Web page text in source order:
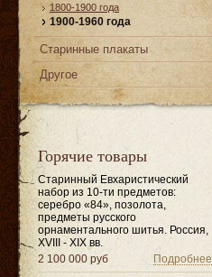
1800-1900 года
1900-1960 года
Старинные плакаты
Другое
Горячие товары
Старинный Евхаристический
набор из 10-ти предметов:
серебро «84», позолота,
предметы русского
орнаментального шитья. Россия,
XVIII - XIX вв.
Подробнее
2 100 000 руб